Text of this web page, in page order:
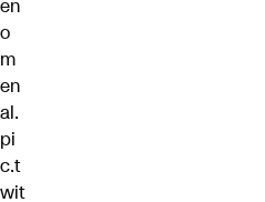
en
o
m
en
al.
pi
c.t
wit